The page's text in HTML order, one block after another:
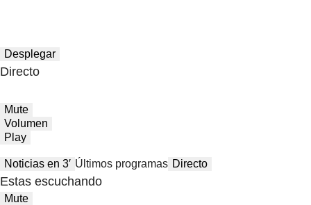
Desplegar
Directo
Mute
Volumen
Play
Noticias en 3′ Últimos programas Directo
Estas escuchando
Mute